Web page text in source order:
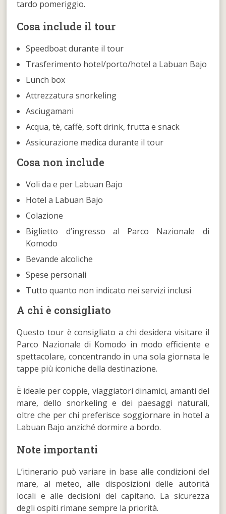
tardo pomeriggio.
Cosa include il tour
Speedboat durante il tour
Trasferimento hotel/porto/hotel a Labuan Bajo
Lunch box
Attrezzatura snorkeling
Asciugamani
Acqua, tè, caffè, soft drink, frutta e snack
Assicurazione medica durante il tour
Cosa non include
Voli da e per Labuan Bajo
Hotel a Labuan Bajo
Colazione
Biglietto d’ingresso al Parco Nazionale di
Komodo
Bevande alcoliche
Spese personali
Tutto quanto non indicato nei servizi inclusi
A chi è consigliato
Questo tour è consigliato a chi desidera visitare il
Parco Nazionale di Komodo in modo efficiente e
spettacolare, concentrando in una sola giornata le
tappe più iconiche della destinazione.
È ideale per coppie, viaggiatori dinamici, amanti del
mare, dello snorkeling e dei paesaggi naturali,
oltre che per chi preferisce soggiornare in hotel a
Labuan Bajo anziché dormire a bordo.
Note importanti
L’itinerario può variare in base alle condizioni del
mare, al meteo, alle disposizioni delle autorità
locali e alle decisioni del capitano. La sicurezza
degli ospiti rimane sempre la priorità.